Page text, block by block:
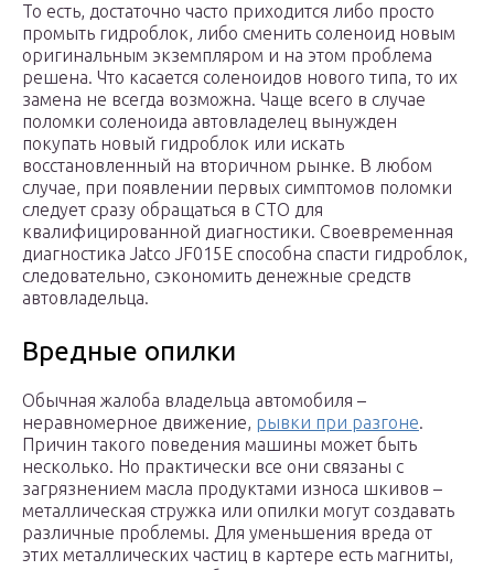
То есть, достаточно часто приходится либо просто
промыть гидроблок, либо сменить соленоид новым
оригинальным экземпляром и на этом проблема
решена. Что касается соленоидов нового типа, то их
замена не всегда возможна. Чаще всего в случае
поломки соленоида автовладелец вынужден
покупать новый гидроблок или искать
восстановленный на вторичном рынке. В любом
случае, при появлении первых симптомов поломки
следует сразу обращаться в СТО для
квалифицированной диагностики. Своевременная
диагностика Jatco JF015E способна спасти гидроблок,
следовательно, сэкономить денежные средств
автовладельца.
Вредные опилки
Обычная жалоба владельца автомобиля –
неравномерное движение, рывки при разгоне.
Причин такого поведения машины может быть
несколько. Но практически все они связаны с
загрязнением масла продуктами износа шкивов –
металлическая стружка или опилки могут создавать
различные проблемы. Для уменьшения вреда от
этих металлических частиц в картере есть магниты,